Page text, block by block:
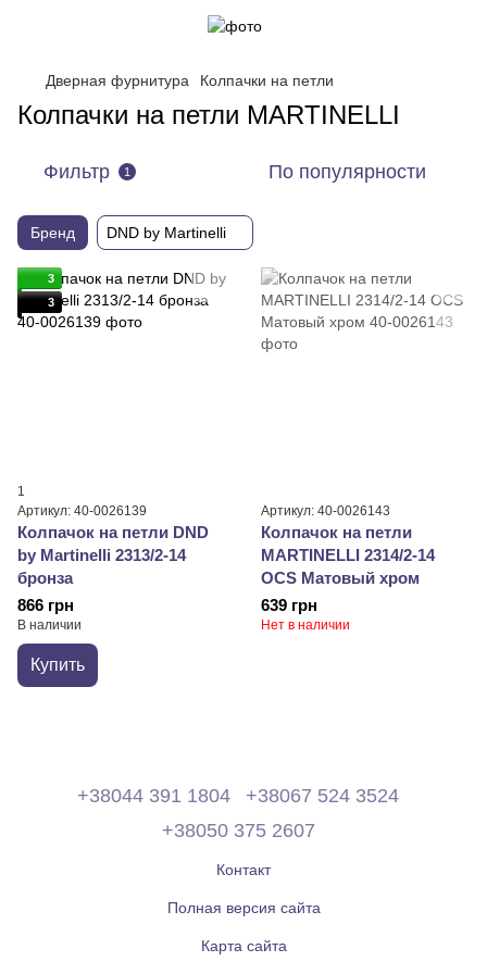
Дверная фурнитура Колпачки на петли
Колпачки на петли MARTINELLI
Фильтр 1 По популярности
Бренд DND by Martinelli
3
3
1
Артикул: 40-0026139
Колпачок на петли DND
by Martinelli 2313/2-14
бронза
866 грн
В наличии
Купить
Артикул: 40-0026143
Колпачок на петли
MARTINELLI 2314/2-14
OCS Матовый хром
639 грн
Нет в наличии
+38044 391 1804
+38067 524 3524
+38050 375 2607
Контакт
Полная версия сайта
Карта сайта